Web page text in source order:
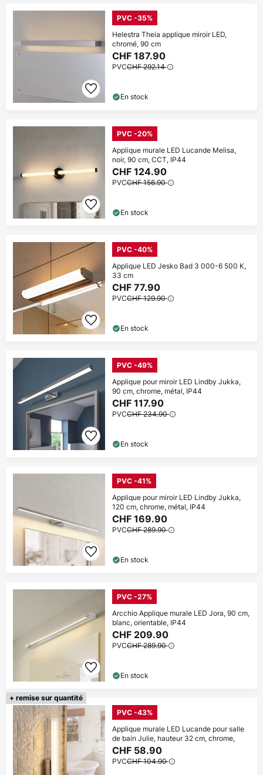
PVC -35%
Helestra Theia applique miroir LED,
chromé, 90 cm
CHF 187.90
PVCCHF 292.14
En stock
PVC -20%
Applique murale LED Lucande Melisa,
noir, 90 cm, CCT, IP44
CHF 124.90
PVCCHF 156.90
En stock
PVC -40%
Applique LED Jesko Bad 3 000-6 500 K,
33 cm
CHF 77.90
PVCCHF 129.90
En stock
PVC -49%
Applique pour miroir LED Lindby Jukka,
90 cm, chrome, métal, IP44
CHF 117.90
PVCCHF 234.90
En stock
PVC -41%
Applique pour miroir LED Lindby Jukka,
120 cm, chrome, métal, IP44
CHF 169.90
PVCCHF 289.90
En stock
PVC -27%
Arcchio Applique murale LED Jora, 90 cm,
blanc, orientable, IP44
CHF 209.90
PVCCHF 289.90
En stock
+ remise sur quantité
PVC -43%
Applique murale LED Lucande pour salle
de bain Julie, hauteur 32 cm, chrome,
CHF 58.90
PVCCHF 104.90